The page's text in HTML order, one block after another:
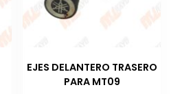
EJES DELANTERO TRASERO
PARA MT09